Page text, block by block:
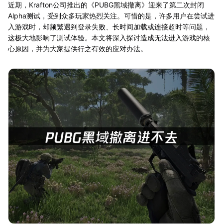
近期，Krafton公司推出的《PUBG黑域撤离》迎来了第二次封闭
Alpha测试，受到众多玩家热烈关注。可惜的是，许多用户在尝试进
入游戏时，却频繁遇到登录失败、长时间加载或连接超时等问题，
这极大地影响了测试体验。本文将深入探讨造成无法进入游戏的核
心原因，并为大家提供行之有效的应对办法。